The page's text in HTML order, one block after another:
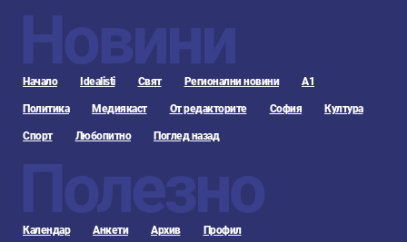
Новини
Начало Idealisti Свят Регионални новини А1
Политика Медиякаст От редакторите София Култура
Спорт Любопитно Поглед назад
Полезно
Календар Анкети Архив Профил